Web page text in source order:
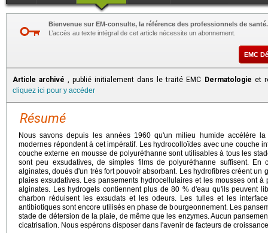
Bienvenue sur EM-consulte, la référence des professionnels de santé.
L’accès au texte intégral de cet article nécessite un abonnement.
EMC
Article archivé , publié initialement dans le traité EMC Dermatologie et
cliquez ici pour y accéder
Résumé
Nous savons depuis les années 1960 qu'un milieu humide accélère
modernes répondent à cet impératif. Les hydrocolloïdes avec une couche
couche externe en mousse de polyuréthanne sont utilisables à tous les
sont peu exsudatives, de simples films de polyuréthanne suffisent. En
alginates, doués d'un très fort pouvoir absorbant. Les hydrofibres créent un
plaies exsudatives. Les pansements hydrocellulaires et les mousses ont
alginates. Les hydrogels contiennent plus de 80 % d'eau qu'ils peuvent
charbon réduisent les exsudats et les odeurs. Les tulles et les
antibiotiques sont encore utilisés en phase de bourgeonnement. Les
stade de détersion de la plaie, de même que les enzymes. Aucun
cicatrisation. Nous espérons disposer dans l'avenir de facteurs de